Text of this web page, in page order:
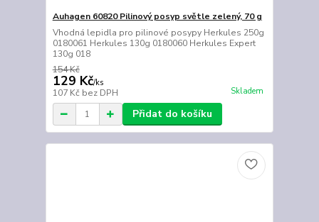
Auhagen 60820 Pilinový posyp světle zelený, 70 g
Vhodná lepidla pro pilinové posypy Herkules 250g
0180061 Herkules 130g 0180060 Herkules Expert
130g 018
154 Kč
129 Kč/ks
107 Kč bez DPH Skladem
Přidat do košíku